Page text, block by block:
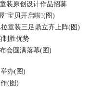
装原创设计作品招募
’宝贝开启啦!(图)
童装三足鼎立齐上阵(图)
制胜优势
会圆满落幕(图)
办(图)
(图)